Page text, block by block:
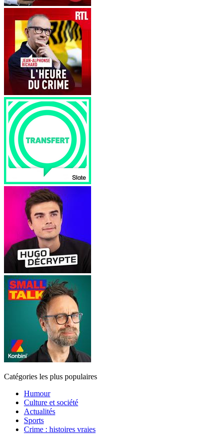
Catégories les plus populaires
Humour
Culture et société
Actualités
Sports
Crime : histoires vraies